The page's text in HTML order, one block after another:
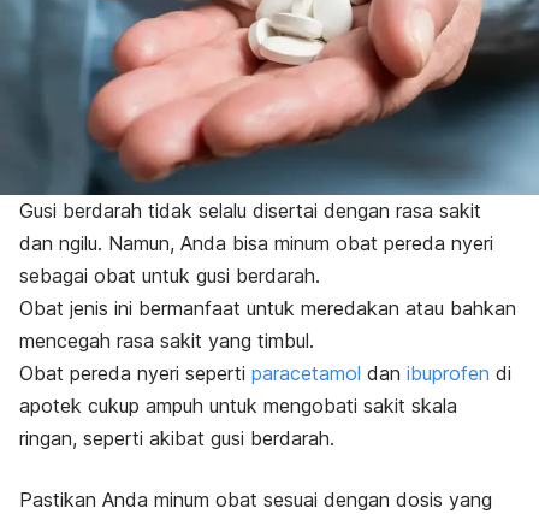
Gusi berdarah tidak selalu disertai dengan rasa sakit
dan ngilu. Namun, Anda bisa minum obat pereda nyeri
sebagai obat untuk gusi berdarah.
Obat jenis ini bermanfaat untuk meredakan atau bahkan
mencegah rasa sakit yang timbul.
Obat pereda nyeri seperti paracetamol dan ibuprofen di
apotek cukup ampuh untuk mengobati sakit skala
ringan, seperti akibat gusi berdarah.
Pastikan Anda minum obat sesuai dengan dosis yang